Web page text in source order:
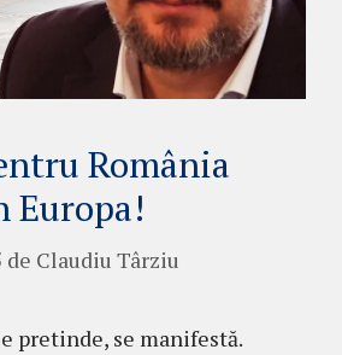
România
Europa!
de Claudiu Târziu
pretinde, se manifestă.